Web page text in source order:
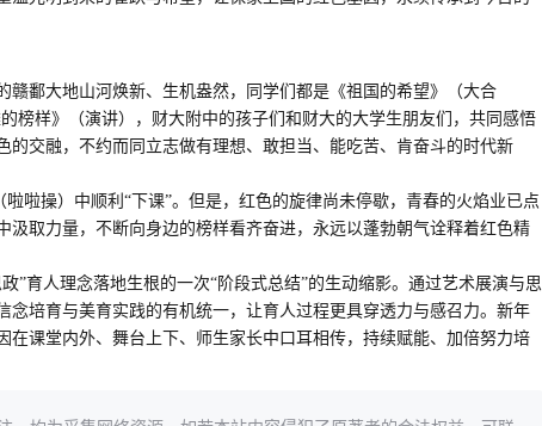
鄱大地山河焕新、生机盎然，
同学们都是《祖国的希望》（大合
榜样》（演讲），财大附中的孩子们和财大的大学生朋友们 ， 共同 感悟
的交融， 不约而同 立志做有理想、敢担当、能吃苦、肯奋斗的时代新
啦啦操）中顺利 “下课”。但是， 红色的旋律尚未停歇，青春的火焰业已点
汲取力量， 不断向身边的榜样看齐奋进， 永远以蓬勃朝气诠释着红色精
”育人理念落地生根的一次“阶段式总结”的生动缩影。通过艺术展演与思
念培育与美育实践的有机统一，让育人过程更具穿透力与感召力。 新年
在课堂内外、舞台上下、师生家长中 口耳相传，持续赋能、加倍努力培